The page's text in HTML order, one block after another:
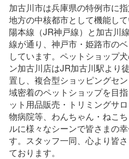
加古川市は兵庫県の特例市に
地方の中核都市として機能し
陽本線（JR神戸線）と加古川
線が通り、神戸市・姫路市の
しています。ペットショップ
ン加古川店はJR加古川駅より
置し、複合型ショッピングセ
域密着のペットショップを目
ット用品販売・トリミングサ
物病院等、わんちゃん・ねこ
ルに様々なシーンで皆さまの
す。スタッフ一同、心より皆
ております。